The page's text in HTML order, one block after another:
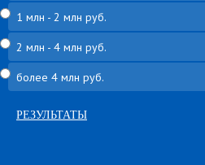
1 млн - 2 млн руб.
2 млн - 4 млн руб.
более 4 млн руб.
РЕЗУЛЬТАТЫ